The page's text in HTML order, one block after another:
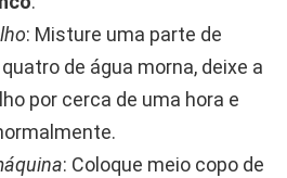
: Misture uma parte de
de água morna, deixe a
por cerca de uma hora e
: Coloque meio copo de